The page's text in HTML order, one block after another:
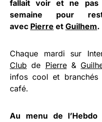
fallait voir et ne pas
semaine pour
avec Pierre et Guilhem.
Chaque mardi sur
Club de Pierre&
infos cool et
café.
Au menu de